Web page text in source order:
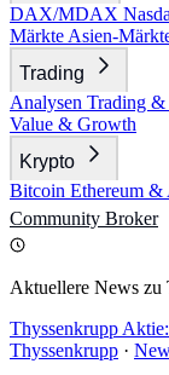
DAX/MDAX
Märkte Asien-
Trading
Analysen Trading
Value & Growth
Krypto
Bitcoin Ethereum &
Community Broker
Aktuellere News zu
Thyssenkrupp
Thyssenkrupp ·